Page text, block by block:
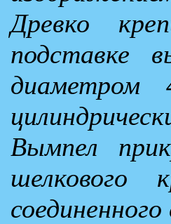
Древко
подставке
диаметром
Вымпел
шелкового